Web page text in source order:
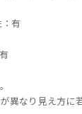
有
異なり見え方に